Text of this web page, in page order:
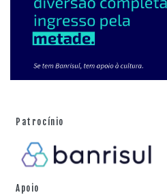
Patrocínio
Apoio